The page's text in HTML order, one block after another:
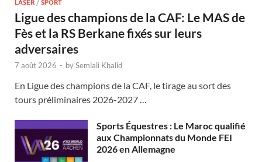
LASER / SPORT
Ligue des champions de la CAF: Le MAS de
Fès et la RS Berkane fixés sur leurs
adversaires
7 août 2026 - bySemlali Khalid
En Ligue des champions de la CAF, le tirage au sort des
tours préliminaires 2026-2027 …
Sports Équestres : Le Maroc qualifié
aux Championnats du Monde FEI
2026 en Allemagne